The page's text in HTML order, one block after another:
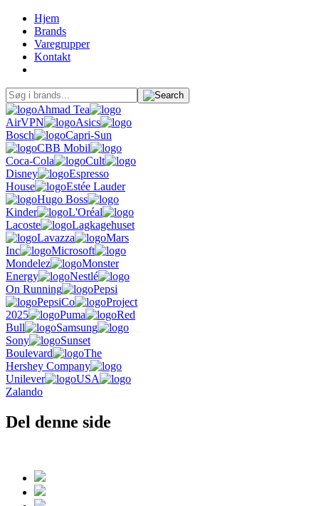
Hjem
Brands
Varegrupper
Kontakt
Ahmad Tea
AirVPN
Asics
Bosch
Capri-Sun
CBB Mobil
Coca-Cola
Cult
Disney
Espresso
House
Estée Lauder
Hugo Boss
Kinder
L'Oréal
Lacoste
Lagkagehuset
Lavazza
Mars
Inc
Microsoft
Mondelez
Monster
Energy
Nestlé
On Running
Pepsi
PepsiCo
Project
2025
Puma
Red
Bull
Samsung
Sony
Sunset
Boulevard
The
Hershey Company
Unilever
USA
Zalando
Del denne side